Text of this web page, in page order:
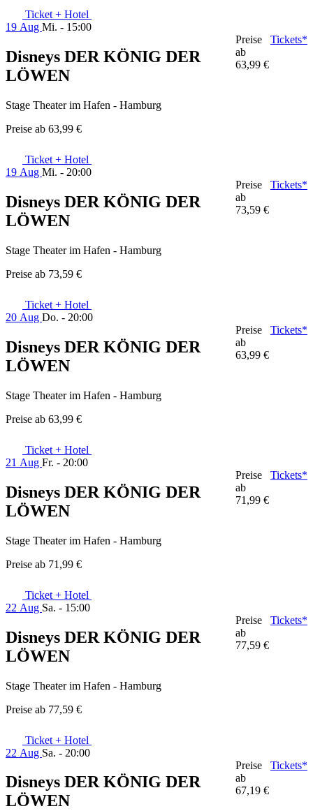
Ticket + Hotel
19 Aug Mi. - 15:00
Disneys DER KÖNIG DER
LÖWEN
Stage Theater im Hafen - Hamburg
Preise ab 63,99 €
Preise
ab
63,99 €
Tickets*
Ticket + Hotel
19 Aug Mi. - 20:00
Disneys DER KÖNIG DER
LÖWEN
Stage Theater im Hafen - Hamburg
Preise ab 73,59 €
Preise
ab
73,59 €
Tickets*
Ticket + Hotel
20 Aug Do. - 20:00
Disneys DER KÖNIG DER
LÖWEN
Stage Theater im Hafen - Hamburg
Preise ab 63,99 €
Preise
ab
63,99 €
Tickets*
Ticket + Hotel
21 Aug Fr. - 20:00
Disneys DER KÖNIG DER
LÖWEN
Stage Theater im Hafen - Hamburg
Preise ab 71,99 €
Preise
ab
71,99 €
Tickets*
Ticket + Hotel
22 Aug Sa. - 15:00
Disneys DER KÖNIG DER
LÖWEN
Stage Theater im Hafen - Hamburg
Preise ab 77,59 €
Preise
ab
77,59 €
Tickets*
Ticket + Hotel
22 Aug Sa. - 20:00
Disneys DER KÖNIG DER
LÖWEN
Preise
ab
67,19 €
Tickets*